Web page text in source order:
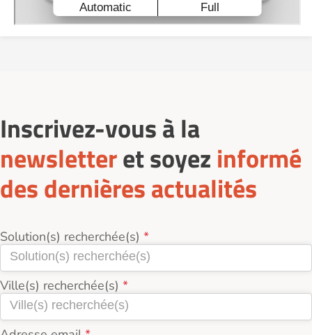
Inscrivez-vous à la
newsletteret soyez informé
des dernières actualités
Solution(s) recherchée(s)
Ville(s) recherchée(s)